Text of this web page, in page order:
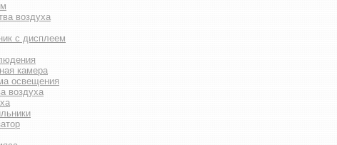
воздуха
с дисплеем
камера
освещения
воздуха